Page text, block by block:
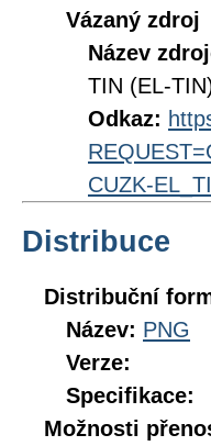
Vázaný zdroj
Název
TIN (EL-
Odkaz:
CUZK-
Distribuce
Distribuční
Název: PNG
Verze:
Specifikace:
Možnosti